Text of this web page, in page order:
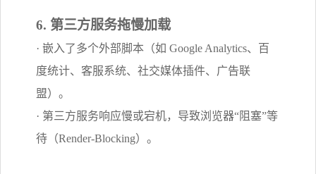
6. 第三方服务拖慢加载
· 嵌入了多个外部脚本（如 Google Analytics、百
度统计、客服系统、社交媒体插件、广告联
盟）。
· 第三方服务响应慢或宕机，导致浏览器“阻塞”等
待（Render-Blocking）。